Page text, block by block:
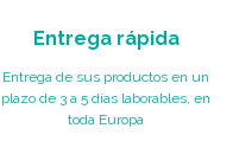
Entrega rápida
Entrega de sus productos en un
plazo de 3 a 5 días laborables, en
toda Europa